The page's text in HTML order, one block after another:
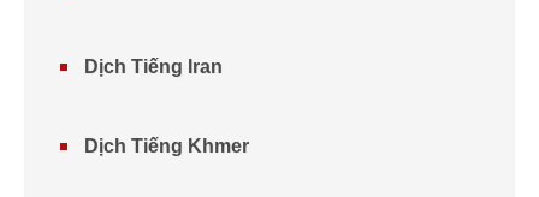
Dịch Tiếng Iran
Dịch Tiếng Khmer